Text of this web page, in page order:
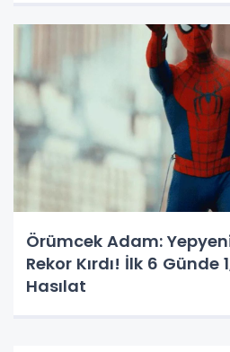
Örümcek Adam:
Rekor Kırdı! İlk 6 Günde
Hasılat